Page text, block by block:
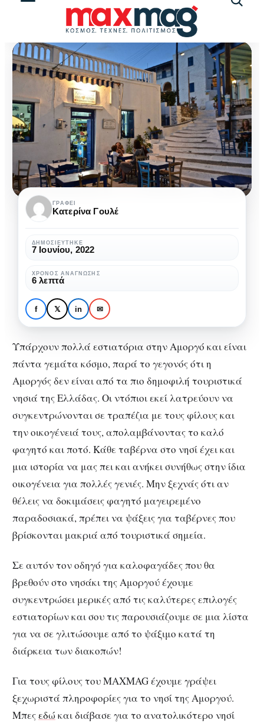
CITY GUIDE ΛΊΣΤΕΣ ΜΕ ΜΑΓΑΖΊΑ
Τα 10 καλύτερα
Εστιατόρια στην
Αμοργό με φανταστικό
φαγητό!
Τα
καλύτερα
Εστιατόρια
στην
Αμοργό
με
φανταστικό
ΓΡΆΦΕΙ
Κατερίνα Γουλέ
ΔΗΜΟΣΙΕΎΤΗΚΕ
7 Ιουνίου, 2022
ΧΡΌΝΟΣ ΑΝΆΓΝΩΣΗΣ
6 λεπτά
f 𝕏 in ✉
Υπάρχουν πολλά εστιατόρια στην Αμοργό και είναι
πάντα γεμάτα κόσμο, παρά το γεγονός ότι η
Αμοργός δεν είναι από τα πιο δημοφιλή τουριστικά
νησιά της Ελλάδας. Οι ντόπιοι εκεί λατρεύουν να
συγκεντρώνονται σε τραπέζια με τους φίλους και
την οικογένειά τους, απολαμβάνοντας το καλό
φαγητό και ποτό. Κάθε ταβέρνα στο νησί έχει και
μια ιστορία να μας πει και ανήκει συνήθως στην ίδια
οικογένεια για πολλές γενιές. Μην ξεχνάς ότι αν
θέλεις να δοκιμάσεις φαγητό μαγειρεμένο
παραδοσιακά, πρέπει να ψάξεις για ταβέρνες που
βρίσκονται μακριά από τουριστικά σημεία.
Σε αυτόν τον οδηγό για καλοφαγάδες που θα
βρεθούν στο νησάκι της Αμοργού έχουμε
συγκεντρώσει μερικές από τις καλύτερες επιλογές
εστιατορίων και σου τις παρουσιάζουμε σε μια λίστα
για να σε γλιτώσουμε από το ψάξιμο κατά τη
διάρκεια των διακοπών!
Για τους φίλους του MAXMAG έχουμε γράψει
ξεχωριστά πληροφορίες για το νησί της Αμοργού.
Μπεςεδώ και διάβασε για το ανατολικότερο νησί